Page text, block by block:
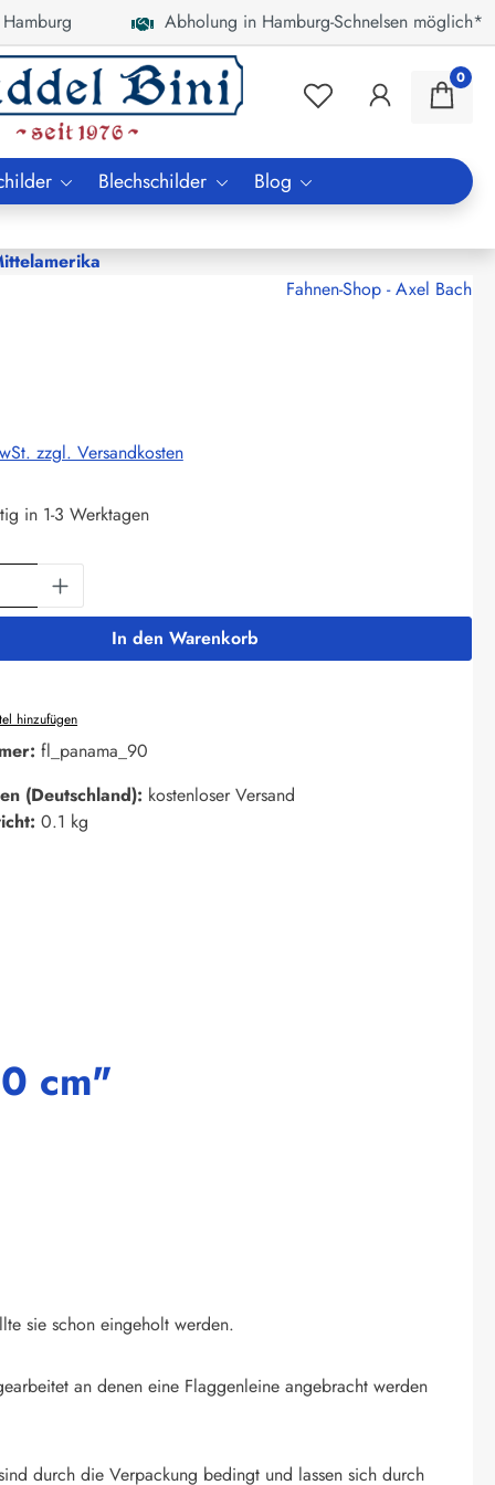
Abholung in Hamburg-Schnelsen möglich*
0
Blechschilder Blog
Fahnen-Shop - Axel Bach
zzgl. Versandkosten
in 1-3 Werktagen
Gib den gewünschten Wert ein
In den Warenkorb
hinzufügen
fl_panama_90
(Deutschland): kostenloser Versand
0.1 kg
cm"
sie schon eingeholt werden.
an denen eine Flaggenleine angebracht werden
durch die Verpackung bedingt und lassen sich durch